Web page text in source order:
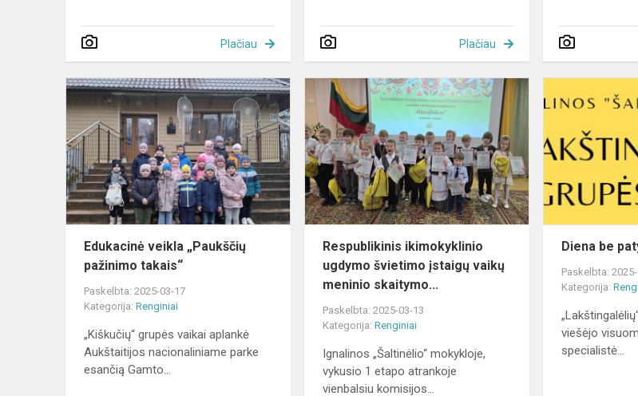
Plačiau Plačiau
Edukacinė
veikla
„Paukščių
pažinimo
takais“
Edukacinė veikla „Paukščių
pažinimo takais“
Paskelbta: 2025-03-17
Kategorija: Renginiai
„Kiškučių“ grupės vaikai aplankė
Aukštaitijos nacionaliniame parke
esančią Gamto...
ikimokyklinio
švietimo
įstaigų
vaikų
m...
Respublikinis ikimokyklinio
ugdymo švietimo įstaigų vaikų
meninio skaitymo...
Paskelbta: 2025-03-13
Kategorija:Renginiai
Ignalinos „Šaltinėlio“ mokykloje,
vykusio 1 etapo atrankoje
vienbalsiu komisijos...
Diena be
Paskelbta:
Kategorija:
viešėjo
specialistė...